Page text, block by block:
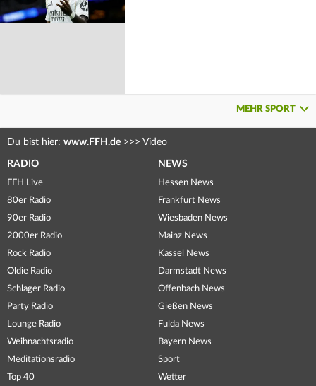
MEHR SPORT
Du bist hier: www.FFH.de >>> Video
RADIO
FFH Live
80er Radio
90er Radio
2000er Radio
Rock Radio
Oldie Radio
Schlager Radio
Party Radio
Lounge Radio
Weihnachtsradio
Meditationsradio
Top 40
NEWS
Hessen News
Frankfurt News
Wiesbaden News
Mainz News
Kassel News
Darmstadt News
Offenbach News
Gießen News
Fulda News
Bayern News
Sport
Wetter